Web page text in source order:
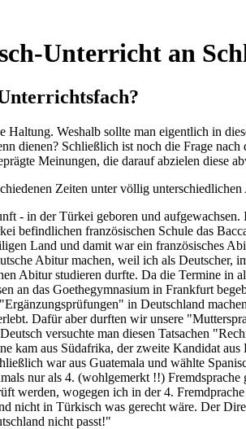
Unterricht an
Haltung. Weshalb sollte man eigentlich in
dienen? Schließlich ist noch die Frage
Meinungen, die darauf abzielen diese
Zeiten unter völlig
- in der Türkei geboren und
befindlichen französischen Schule das
Land und damit war ein französisches
Abitur machen, weil ich als Deutscher,
Abitur studieren durfte. Da die Termine in
an das Goethegymnasium in Frankfurt
in Deutschland
Dafür aber durften wir unsere
versuchte man diesen Tatsachen
kam aus Südafrika, der zweite Kandidat
war aus Guatemala und wählte
nur als 4. (wohlgemerkt !!) Fremdsprache
werden, wogegen ich in der 4.
nicht in Türkisch was gerecht wäre. Der
nicht passt!"